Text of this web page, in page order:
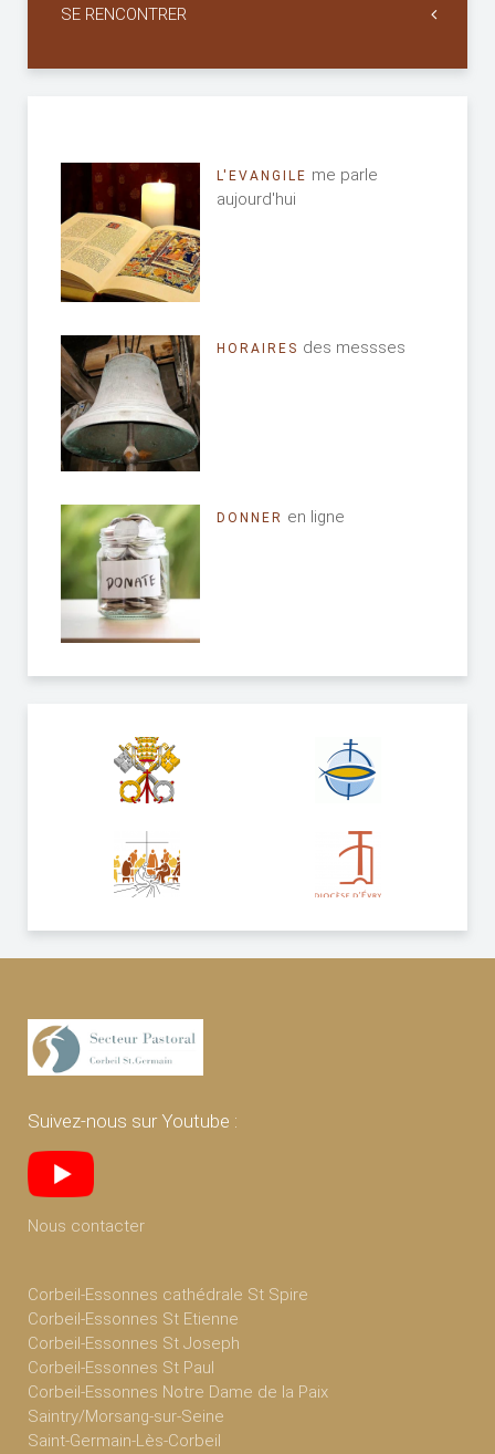
SE RENCONTRER
L'EVANGILE me parle
aujourd'hui
HORAIRES des messses
DONNER en ligne
Suivez-nous sur Youtube :
Nous contacter
Corbeil-Essonnes cathédrale St Spire
Corbeil-Essonnes St Etienne
Corbeil-Essonnes St Joseph
Corbeil-Essonnes St Paul
Corbeil-Essonnes Notre Dame de la Paix
Saintry/Morsang-sur-Seine
Saint-Germain-Lès-Corbeil